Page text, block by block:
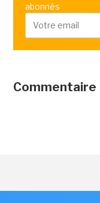
abonnés
Commentaire